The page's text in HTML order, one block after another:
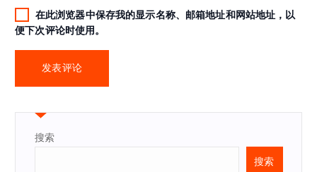
在此浏览器中保存我的显示名称、邮箱地址和网站地址，以
便下次评论时使用。
搜索
搜索